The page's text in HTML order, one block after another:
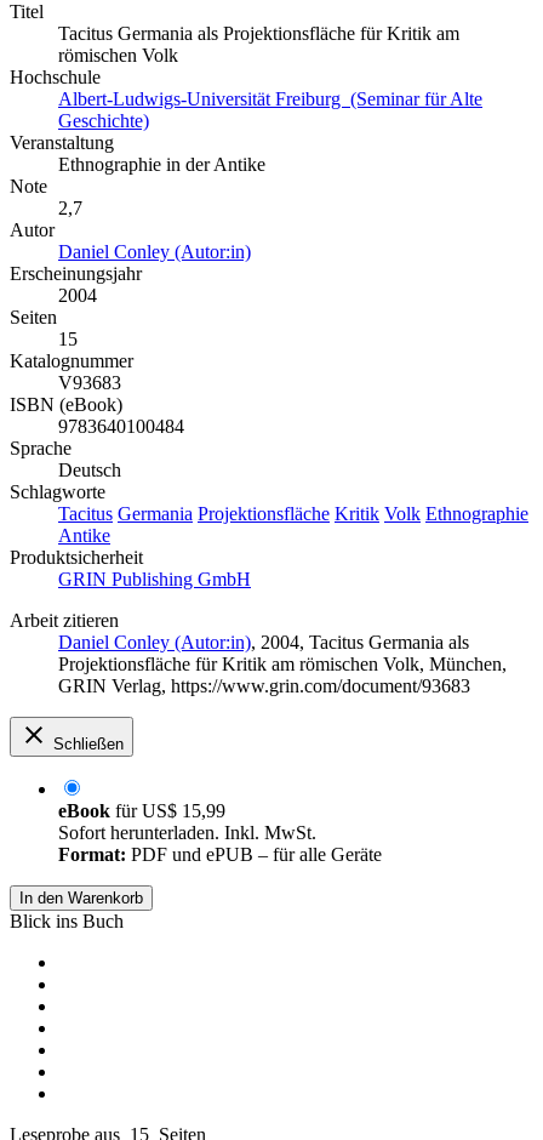
Titel
Tacitus Germania als Projektionsfläche für Kritik am
römischen Volk
Hochschule
Albert-Ludwigs-Universität Freiburg (Seminar für Alte
Geschichte)
Veranstaltung
Ethnographie in der Antike
Note
2,7
Autor
Daniel Conley (Autor:in)
Erscheinungsjahr
2004
Seiten
15
Katalognummer
V93683
ISBN (eBook)
9783640100484
Sprache
Deutsch
Schlagworte
Tacitus Germania Projektionsfläche Kritik Volk Ethnographie
Antike
Produktsicherheit
GRIN Publishing GmbH
Arbeit zitieren
Daniel Conley (Autor:in), 2004, Tacitus Germania als
Projektionsfläche für Kritik am römischen Volk, München,
GRIN Verlag, https://www.grin.com/document/93683
Schließen
eBook fürUS$ 15,99
Sofort herunterladen. Inkl. MwSt.
Format: PDF und ePUB – für alle Geräte
In den Warenkorb
Blick ins Buch
Leseprobe aus 15 Seiten